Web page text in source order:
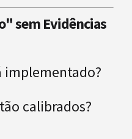
sem Evidências
implementado?
calibrados?